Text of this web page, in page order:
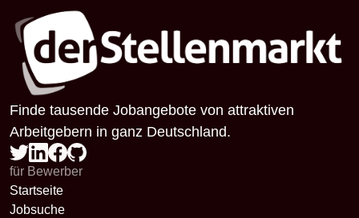
Finde tausende Jobangebote von attraktiven
Arbeitgebern in ganz Deutschland.
für Bewerber
Startseite
Jobsuche